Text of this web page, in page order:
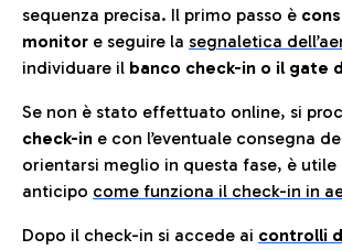
sequenza precisa. Il primo passo è
monitor e seguire la segnaletica
individuare il banco check-in o il gate
Se non è stato effettuato online, si
check-in e con l’eventuale consegna
orientarsi meglio in questa fase, è utile
anticipo come funziona il check-in in
Dopo il check-in si accede ai controlli